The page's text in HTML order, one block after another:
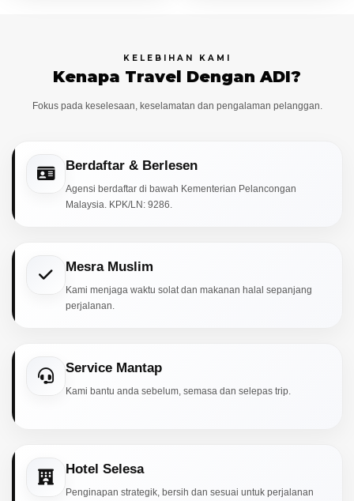
KELEBIHAN KAMI
Kenapa Travel Dengan ADI?
Fokus pada keselesaan, keselamatan dan pengalaman pelanggan.
Berdaftar & Berlesen
Agensi berdaftar di bawah Kementerian Pelancongan
Malaysia. KPK/LN: 9286.
Mesra Muslim
Kami menjaga waktu solat dan makanan halal sepanjang
perjalanan.
Service Mantap
Kami bantu anda sebelum, semasa dan selepas trip.
Hotel Selesa
Penginapan strategik, bersih dan sesuai untuk perjalanan